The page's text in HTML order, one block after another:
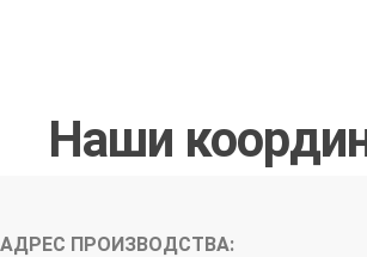
Наши
АДРЕС ПРОИЗВОДСТВА: